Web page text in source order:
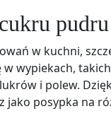
w kuchni,
wypiekach,
i polew.
jako posypka na